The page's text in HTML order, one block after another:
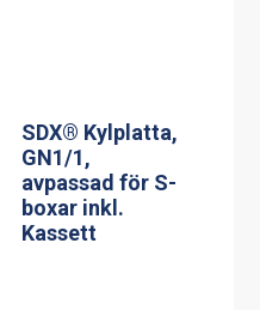
SDX® Kylplatta,
GN1/1,
avpassad för S-
boxar inkl.
Kassett